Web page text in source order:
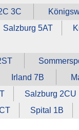
3C
Salzburg 5AT
Irland 7B
Salzburg 2CU
Spital 1B